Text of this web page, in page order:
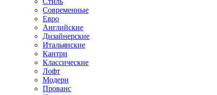
Современные
Евро
Английские
Дизайнерские
Итальянские
Кантри
Классические
Лофт
Модерн
Прованс